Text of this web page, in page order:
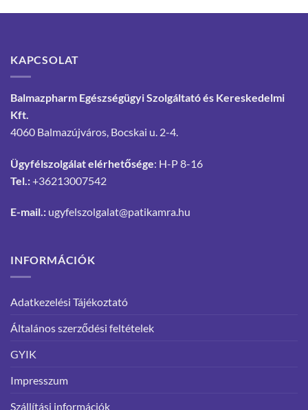
KAPCSOLAT
Balmazpharm Egészségügyi Szolgáltató és Kereskedelmi
Kft.
4060 Balmazújváros, Bocskai u. 2-4.
Ügyfélszolgálat elérhetősége: H-P 8-16
Tel.:+36213007542
E-mail.: ugyfelszolgalat@patikamra.hu
INFORMÁCIÓK
Adatkezelési Tájékoztató
Általános szerződési feltételek
GYIK
Impresszum
Szállítási információk